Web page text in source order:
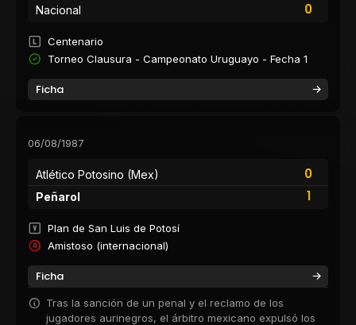
0
Nacional
Centenario
Torneo Clausura - Campeonato Uruguayo - Fecha 1
Ficha
06/08/1987
Atlético Potosino (Mex)
0
1
Peñarol
Plan de San Luis de Potosí
Amistoso (internacional)
Ficha
Tras la sanción de un penal y el reclamo de los
jugadores aurinegros, el árbitro mexicano expulsó los